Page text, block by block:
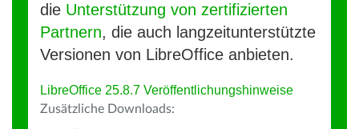
die Unterstützung von zertifizierten
Partnern, die auch langzeitunterstützte
Versionen von LibreOffice anbieten.
LibreOffice 25.8.7 Veröffentlichungshinweise
Zusätzliche Downloads: